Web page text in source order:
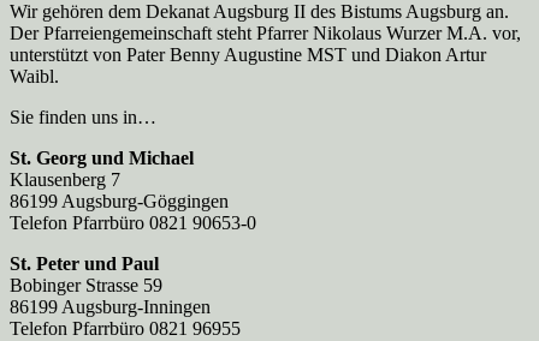
Wir gehören dem Dekanat Augsburg II des Bistums Augsburg an.
Der Pfarreien­gemeinschaft steht Pfarrer Nikolaus Wurzer M.A. vor,
unterstützt von Pater Benny Augustine MST und Diakon Artur
Waibl.
Sie finden uns in…
St. Georg und Michael
Klausenberg 7
86199 Augsburg-Göggingen
Telefon Pfarrbüro 0821 90653-0
St. Peter und Paul
Bobinger Strasse 59
86199 Augsburg-Inningen
Telefon Pfarrbüro 0821 96955